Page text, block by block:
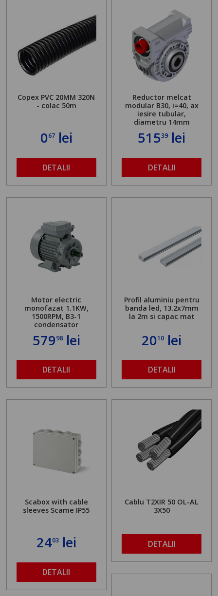
Copex PVC 20MM 320N
- colac 50m
067lei
DETALII
Reductor melcat
modular B30, i=40, ax
iesire tubular,
diametru 14mm
51539lei
DETALII
Motor electric
monofazat 1.1KW,
1500RPM, B3-1
condensator
57998lei
DETALII
Profil aluminiu pentru
banda led, 13.2x7mm
la 2m si capac mat
2010 lei
DETALII
Scabox with cable
sleeves Scame IP55
2403lei
DETALII
Cablu T2XIR 50 OL-AL
3X50
DETALII